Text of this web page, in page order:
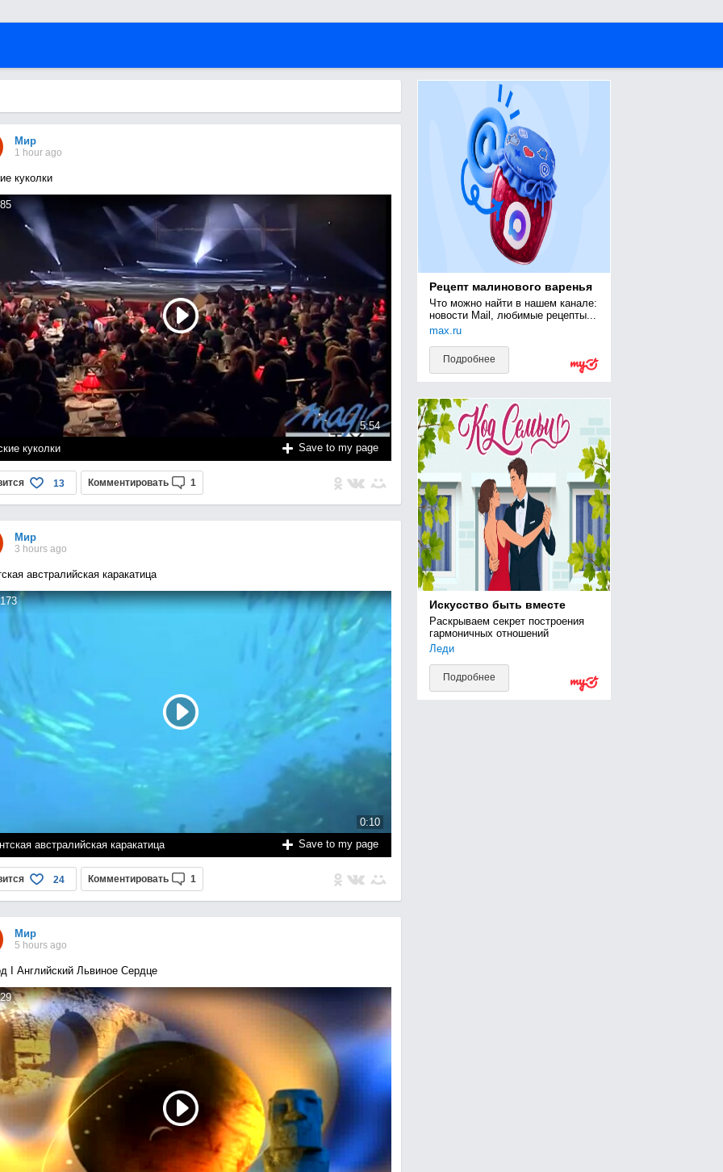
Мир
1 hour ago
куколки
5:54
85
куколки Save to my page
13 Комментировать 1
Мир
3 hours ago
австралийская каракатица
0:10
173
австралийская каракатица Save to my page
24 Комментировать 1
Мир
5 hours ago
I Английский Львиное Сердце
29
Рецепт малинового варенья
Что можно найти в нашем канале:
новости Mail, любимые рецепты...
max.ru
Подробнее
Искусство быть вместе
Раскрываем секрет построения
гармоничных отношений
Леди
Подробнее